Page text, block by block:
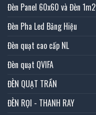
Đèn Panel 60x60 và Đèn 1m2
Đèn Pha Led Bảng Hiệu
Đèn quạt cao cấp NL
Đèn quạt QVIFA
ĐÈN QUẠT TRẦN
ĐÈN RỌI - THANH RAY